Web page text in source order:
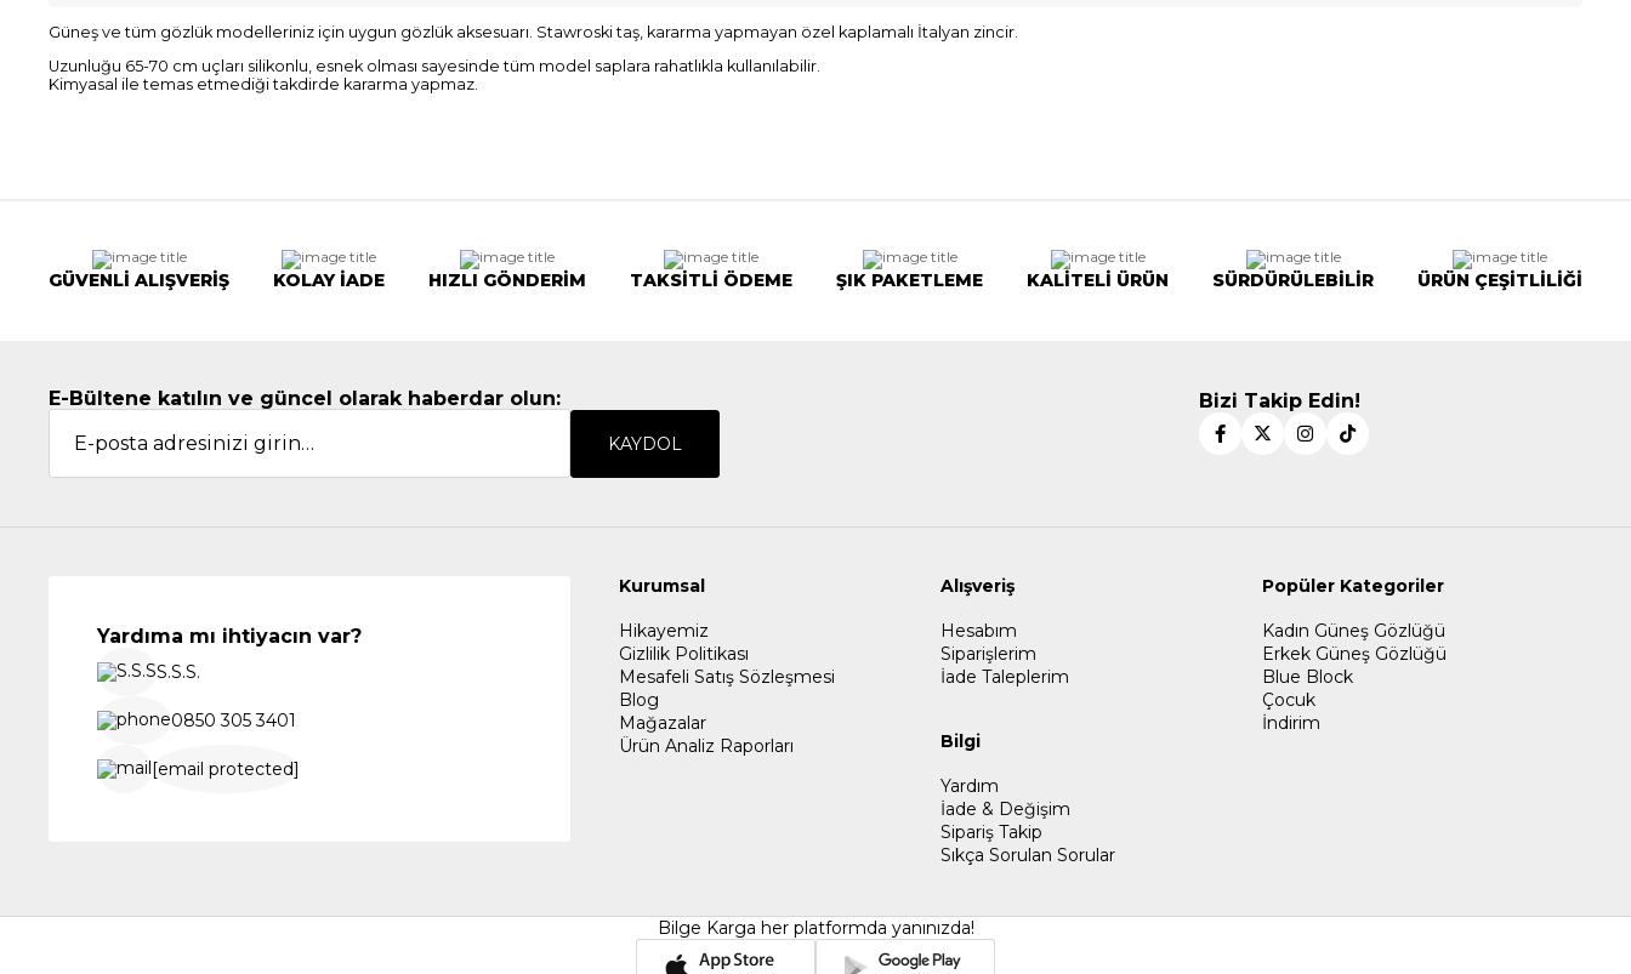
Güneş ve tüm gözlük modelleriniz için uygun gözlük aksesuarı. Stawroski taş, kararma yapmayan özel kaplamalı İtalyan zincir.
Uzunluğu 65-70 cm uçları silikonlu, esnek olması sayesinde tüm model saplara rahatlıkla kullanılabilir.
Kimyasal ile temas etmediği takdirde kararma yapmaz.
GÜVENLİ ALIŞVERİŞ KOLAY İADE HIZLI GÖNDERİM TAKSİTLİ ÖDEME ŞIK PAKETLEME KALİTELİ ÜRÜN SÜRDÜRÜLEBİLİR ÜRÜN ÇEŞİTLİLİĞİ
E-Bültene katılın ve güncel olarak haberdar olun:
KAYDOL
Bizi Takip Edin!
Yardıma mı ihtiyacın var?
S.S.S.
0850 305 3401
[email protected]
Kurumsal
Hikayemiz
Gizlilik Politikası
Mesafeli Satış Sözleşmesi
Blog
Mağazalar
Ürün Analiz Raporları
Alışveriş
Hesabım
Siparişlerim
İade Taleplerim
Bilgi
Yardım
İade & Değişim
Sipariş Takip
Sıkça Sorulan Sorular
Popüler Kategoriler
Kadın Güneş Gözlüğü
Erkek Güneş Gözlüğü
Blue Block
Çocuk
İndirim
Bilge Karga her platformda yanınızda!